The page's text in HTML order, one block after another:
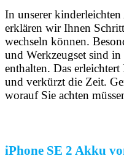
In unserer
erklären wir Ihnen
wechseln können.
und Werkzeugset sind in
enthalten. Das
und verkürzt die Zeit.
worauf Sie achten
iPhone SE 2 Akku